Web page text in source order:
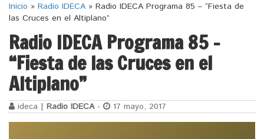
Inicio » Radio IDECA » Radio IDECA Programa 85 – “Fiesta de
las Cruces en el Altiplano”
Radio IDECA Programa 85 –
“Fiesta de las Cruces en el
Altiplano”
ideca | Radio IDECA- 17 mayo, 2017